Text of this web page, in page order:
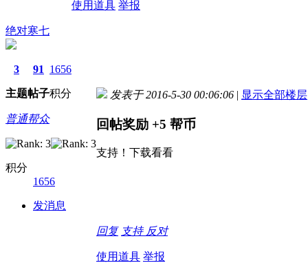
使用道具 举报
绝对寒七
3
主题
91
帖子
1656
积分
普通帮众
积分
1656
发消息
发表于 2016-5-30 00:06:06 | 显示全部楼层
回帖奖励 +5 帮币
支持！下载看看
回复 支持 反对
使用道具 举报